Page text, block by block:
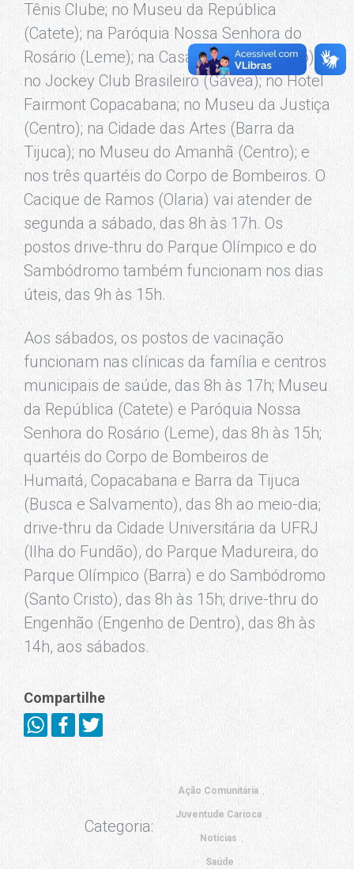
Tênis Clube; no Museu da República
(Catete); na Paróquia Nossa Senhora do
Rosário (Leme); na Casa Firjan (Botafogo);
no Jockey Club Brasileiro (Gávea); no Hotel
Fairmont Copacabana; no Museu da Justiça
(Centro); na Cidade das Artes (Barra da
Tijuca); no Museu do Amanhã (Centro); e
nos três quartéis do Corpo de Bombeiros. O
Cacique de Ramos (Olaria) vai atender de
segunda a sábado, das 8h às 17h. Os
postos drive-thru do Parque Olímpico e do
Sambódromo também funcionam nos dias
úteis, das 9h às 15h.
Aos sábados, os postos de vacinação
funcionam nas clínicas da família e centros
municipais de saúde, das 8h às 17h; Museu
da República (Catete) e Paróquia Nossa
Senhora do Rosário (Leme), das 8h às 15h;
quartéis do Corpo de Bombeiros de
Humaitá, Copacabana e Barra da Tijuca
(Busca e Salvamento), das 8h ao meio-dia;
drive-thru da Cidade Universitária da UFRJ
(Ilha do Fundão), do Parque Madureira, do
Parque Olímpico (Barra) e do Sambódromo
(Santo Cristo), das 8h às 15h; drive-thru do
Engenhão (Engenho de Dentro), das 8h às
14h, aos sábados.
Compartilhe
Categoria:
Ação Comunitária
Juventude Carioca
Notícias
Saúde